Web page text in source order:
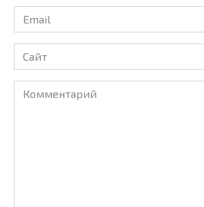
Email
*
Сайт
Комментарий